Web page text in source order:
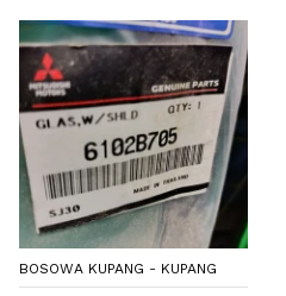
BOSOWA KUPANG - KUPANG